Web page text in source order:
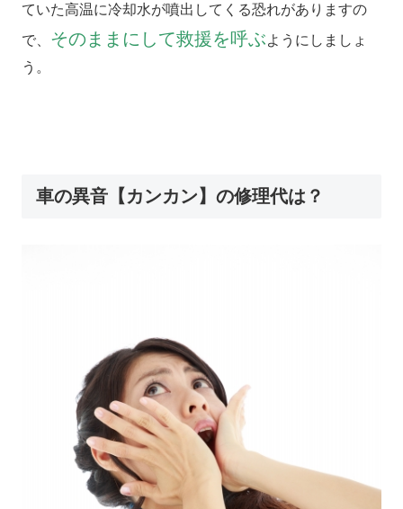
ていた高温に冷却水が噴出してくる恐れがありますの
で、 そのままにして救援を呼ぶようにしましょ
う。
車の異音【カンカン】の修理代は？